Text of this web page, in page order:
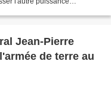
Jean-Pierre
de terre au